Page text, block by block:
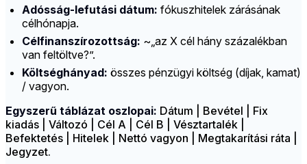
Adósság-lefutási dátum: fókuszhitelek zárásának
célhónapja.
Célfinanszírozottság: ~„az X cél hány százalékban
van feltöltve?”.
Költséghányad: összes pénzügyi költség (díjak, kamat)
/ vagyon.
Egyszerű táblázat oszlopai: Dátum | Bevétel | Fix
kiadás | Változó | Cél A | Cél B | Vésztartalék |
Befektetés | Hitelek | Nettó vagyon | Megtakarítási ráta |
Jegyzet.